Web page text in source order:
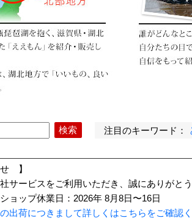
注目のキーワード：
】
サービスをご利用いただき、誠にありがと
ョップ休業日：2026年 8月8日〜16日
出荷につきまして詳しくはこちらをご確認